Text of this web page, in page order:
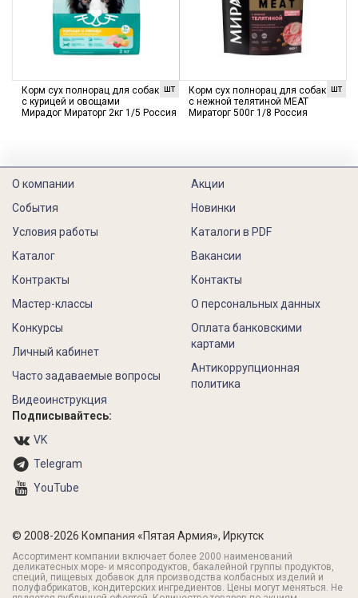
шт
Корм сух полнорац для собак
с курицей и овощами
Мирадог Мираторг 2кг 1/5 Россия
шт
Корм сух полнорац для собак
с нежной телятиной MEAT
Мираторг 500г 1/8 Россия
О компании
События
Условия работы
Каталог
Контракты
Акции
Новинки
Каталоги в PDF
Вакансии
Контакты
Мастер-классы
Конкурсы
Личный кабинет
Часто задаваемые вопросы
Видеоинструкция
О персональных данных
Оплата банковскими
картами
Антикоррупционная
политика
Подписывайтесь:
VK
Telegram
YouTube
© 2008-2026 Компания «Пятая Армия», Иркутск
Ассортимент компании включает более 2000 наименований
деликатесных море- и мясопродуктов, бакалейной группы продуктов,
специй, пищевых добавок для производства колбасных изделий и
полуфабрикатов, кондитерских ингредиентов. Цены могут меняться. Не